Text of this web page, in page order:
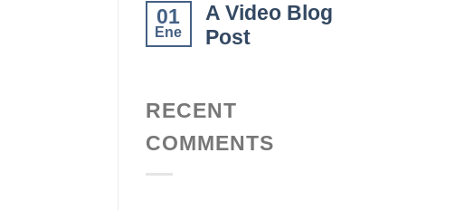
01
Ene
A Video Blog
Post
RECENT
COMMENTS